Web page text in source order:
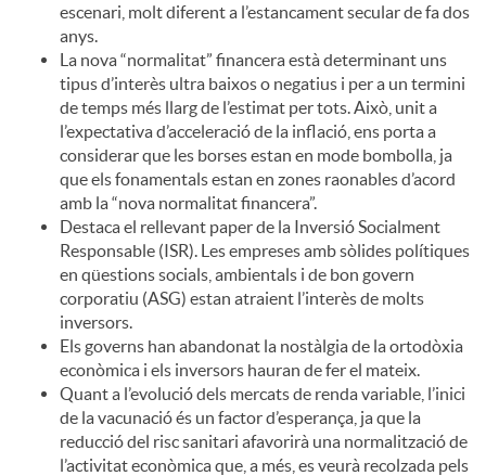
escenari, molt diferent a l’estancament secular de fa dos
anys.
La nova “normalitat” financera està determinant uns
tipus d’interès ultra baixos o negatius i per a un termini
de temps més llarg de l’estimat per tots. Això, unit a
l’expectativa d’acceleració de la inflació, ens porta a
considerar que les borses estan en mode bombolla, ja
que els fonamentals estan en zones raonables d’acord
amb la “nova normalitat financera”.
Destaca el rellevant paper de la Inversió Socialment
Responsable (ISR). Les empreses amb sòlides polítiques
en qüestions socials, ambientals i de bon govern
corporatiu (ASG) estan atraient l’interès de molts
inversors.
Els governs han abandonat la nostàlgia de la ortodòxia
econòmica i els inversors hauran de fer el mateix.
Quant a l’evolució dels mercats de renda variable, l’inici
de la vacunació és un factor d’esperança, ja que la
reducció del risc sanitari afavorirà una normalització de
l’activitat econòmica que, a més, es veurà recolzada pels